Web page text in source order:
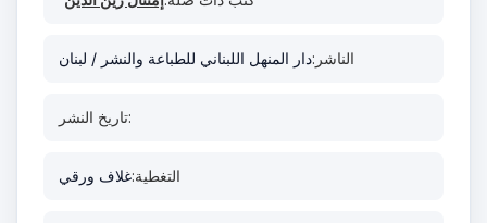
الناشر:دار المنهل اللبناني للطباعة والنشر / لبنان
تاريخ النشر:
التغطية:غلاف ورقي